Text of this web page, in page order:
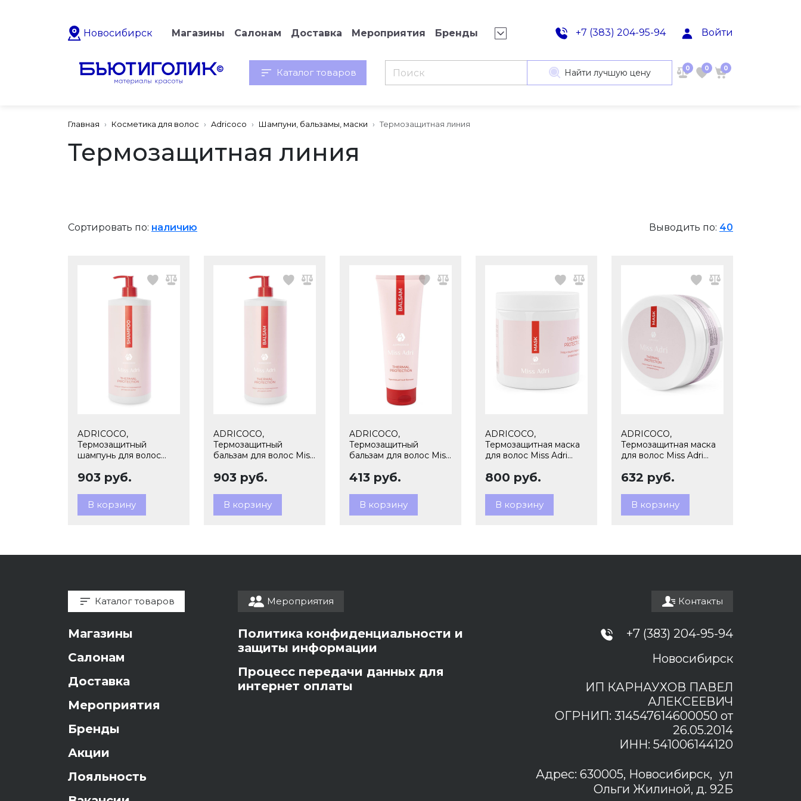
Новосибирск Магазины Салонам Доставка Мероприятия Бренды +7 (383) 204-95-94 Войти
Каталог товаров Найти лучшую цену 0 0 0
Главная Косметика для волос Adricoco Шампуни, бальзамы, маски Термозащитная линия
Термозащитная линия
Сортировать по: наличию Выводить по: 40
ADRICOCO,
Термозащитный
шампунь для волос
protection,1000 мл,
арт.74887
903 руб.
В корзину
ADRICOCO,
Термозащитный
бальзам для волос Miss
protection,1000 мл,
арт.74894
903 руб.
В корзину
ADRICOCO,
Термозащитный
бальзам для волос Miss
250 мл, арт.185487
413 руб.
В корзину
ADRICOCO,
Термозащитная маска
для волос Miss Adri
мл, арт.185524
800 руб.
В корзину
ADRICOCO,
Термозащитная маска
для волос Miss Adri
мл, арт.185494
632 руб.
В корзину
Каталог товаров
Магазины
Салонам
Доставка
Мероприятия
Бренды
Акции
Лояльность
Мероприятия
Политика конфиденциальности и
защиты информации
Процесс передачи данных для
интернет оплаты
Контакты
+7 (383) 204-95-94
Новосибирск
ИП КАРНАУХОВ ПАВЕЛ
АЛЕКСЕЕВИЧ
ОГРНИП: 314547614600050 от
26.05.2014
ИНН: 541006144120
Адрес: 630005, Новосибирск, ул
Ольги Жилиной, д. 92Б